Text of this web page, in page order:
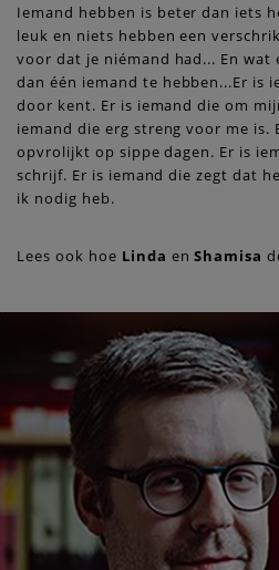
Iemand hebben is beter dan iets
leuk en niets hebben een
voor dat je niémand had... En wat
dan één iemand te hebben...Er is
door kent. Er is iemand die om
iemand die erg streng voor me is.
opvrolijkt op sippe dagen. Er is
schrijf. Er is iemand die zegt dat
ik nodig heb.
Lees ook hoe Linda enShamisa